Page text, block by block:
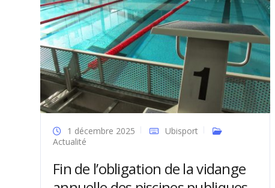
1 décembre 2025
Ubisport
Actualité
Fin de l’obligation de la vidange